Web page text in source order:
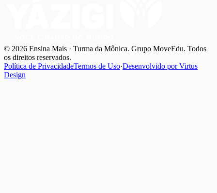
© 2026 Ensina Mais · Turma da Mônica. Grupo MoveEdu. Todos
os direitos reservados.
Política de PrivacidadeTermos de Uso·Desenvolvido porVirtus
Design